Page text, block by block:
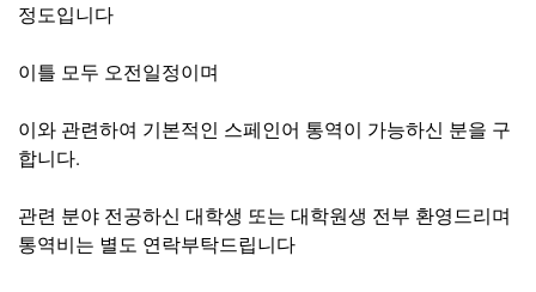
정도입니다
이틀 모두 오전일정이며
이와 관련하여 기본적인 스페인어 통역이 가능하신 분을 구
합니다.
관련 분야 전공하신 대학생 또는 대학원생 전부 환영드리며
통역비는 별도 연락부탁드립니다